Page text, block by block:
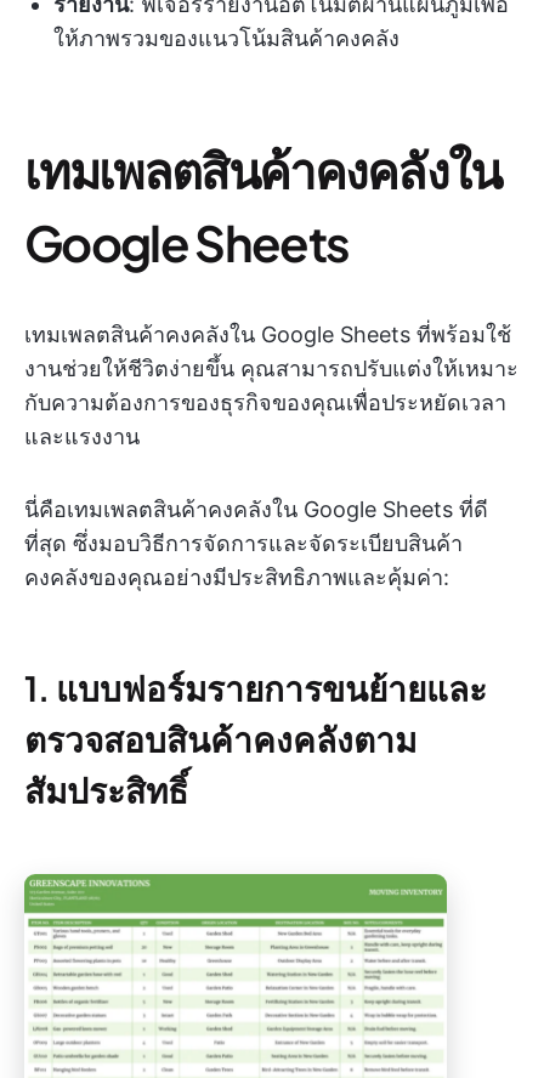
ให้ภาพรวมของแนวโน้มสินค้าคงคลัง
เทมเพลตสินค้าคงคลังใน
Google Sheets
เทมเพลตสินค้าคงคลังใน Google Sheets ที่พร้อมใช้
งานช่วยให้ชีวิตง่ายขึ้น คุณสามารถปรับแต่งให้เหมาะ
กับความต้องการของธุรกิจของคุณเพื่อประหยัดเวลา
และแรงงาน
นี่คือเทมเพลตสินค้าคงคลังใน Google Sheets ที่ดี
ที่สุด ซึ่งมอบวิธีการจัดการและจัดระเบียบสินค้า
คงคลังของคุณอย่างมีประสิทธิภาพและคุ้มค่า:
1. แบบฟอร์มรายการขนย้ายและ
ตรวจสอบสินค้าคงคลังตาม
สัมประสิทธิ์